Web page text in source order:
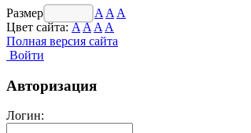
Размер шрифта: A A A
Цвет сайта:AA A A
Полная версия сайта
Войти
Авторизация
Логин: